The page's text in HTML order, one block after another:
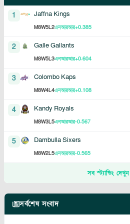
1 Jaffna Kings
M8W5L2এনআরআর+0.385
2 Galle Gallants
M8W5L3এনআরআর+0.604
3 Colombo Kaps
M8W4L4এনআরআর+0.108
4 Kandy Royals
M8W3L5এনআরআর-0.567
5 Dambulla Sixers
M8W2L5এনআরআর-0.565
সব স্ট্যান্ডিং দেখুন
সর্বশেষ সংবাদ